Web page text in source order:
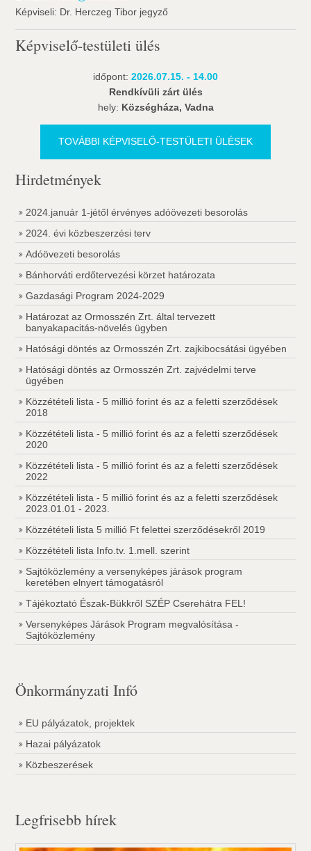
Képviseli: Dr. Herczeg Tibor jegyző
Képviselő-testületi ülés
időpont: 2026.07.15. - 14.00
Rendkívüli zárt ülés
hely: Községháza, Vadna
TOVÁBBI KÉPVISELŐ-TESTÜLETI ÜLÉSEK
Hirdetmények
2024.január 1-jétől érvényes adóövezeti besorolás
2024. évi közbeszerzési terv
Adóövezeti besorolás
Bánhorváti erdőtervezési körzet határozata
Gazdasági Program 2024-2029
Határozat az Ormosszén Zrt. által tervezett
banyakapacitás-növelés ügyben
Hatósági döntés az Ormosszén Zrt. zajkibocsátási ügyében
Hatósági döntés az Ormosszén Zrt. zajvédelmi terve
ügyében
Közzétételi lista - 5 millió forint és az a feletti szerződések
2018
Közzétételi lista - 5 millió forint és az a feletti szerződések
2020
Közzétételi lista - 5 millió forint és az a feletti szerződések
2022
Közzétételi lista - 5 millió forint és az a feletti szerződések
2023.01.01 - 2023.
Közzétételi lista 5 millió Ft felettei szerződésekről 2019
Közzétételi lista Info.tv. 1.mell. szerint
Sajtóközlemény a versenyképes járások program
keretében elnyert támogatásról
Tájékoztató Észak-Bükkről SZÉP Cserehátra FEL!
Versenyképes Járások Program megvalósítása -
Sajtóközlemény
Önkormányzati Infó
EU pályázatok, projektek
Hazai pályázatok
Közbeszerések
Legfrisebb hírek